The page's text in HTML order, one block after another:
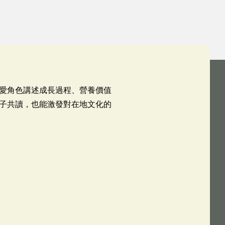
角色講述成長過程、營養價值
共讀，也能激發對在地文化的